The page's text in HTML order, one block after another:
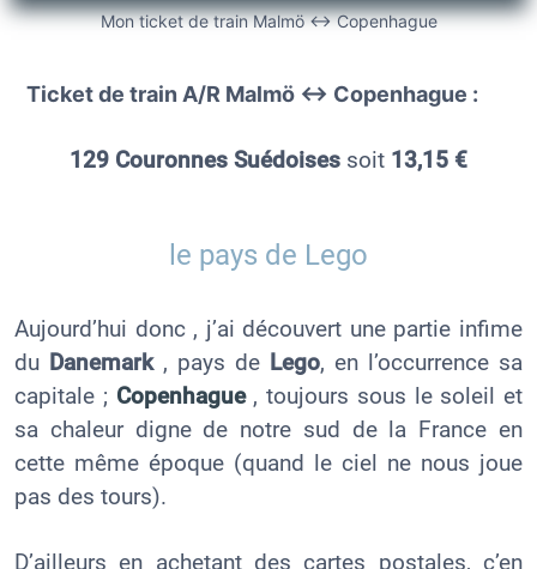
Mon ticket de train Malmö <-> Copenhague
Ticket de train A/R Malmö <-> Copenhague :
129 Couronnes Suédoises soit 13,15 €
le pays de Lego
Aujourd’hui donc , j’ai découvert une partie infime
du Danemark, pays de Lego, en l’occurrence sa
capitale ; Copenhague, toujours sous le soleil et
sa chaleur digne de notre sud de la France en
cette même époque (quand le ciel ne nous joue
pas des tours).
D’ailleurs en achetant des cartes postales, c’en